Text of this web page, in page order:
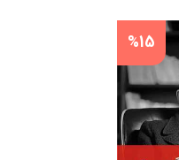
%15